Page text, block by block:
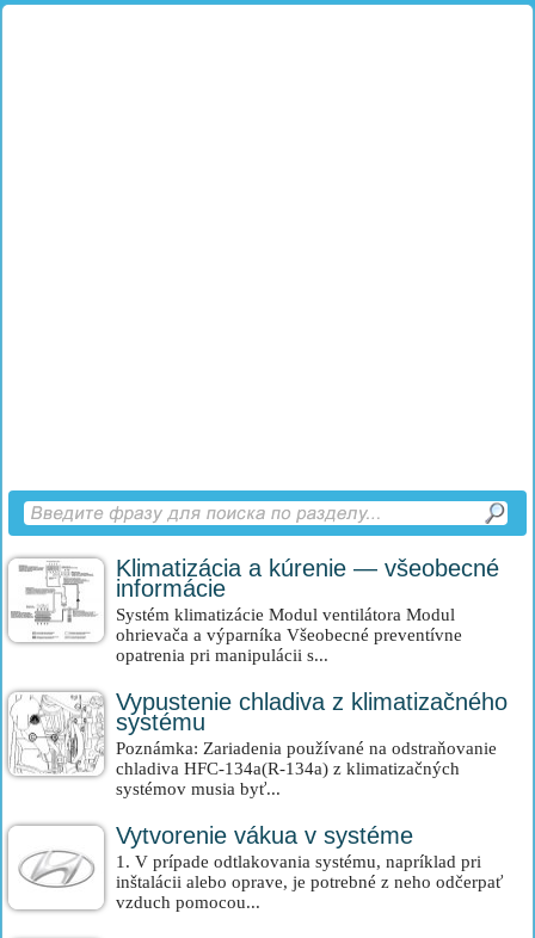
Klimatizácia a kúrenie — všeobecné
informácie
Systém klimatizácie Modul ventilátora Modul
ohrievača a výparníka Všeobecné preventívne
opatrenia pri manipulácii s...
Vypustenie chladiva z klimatizačného
systému
Poznámka: Zariadenia používané na odstraňovanie
chladiva HFC-134a(R-134a) z klimatizačných
systémov musia byť...
Vytvorenie vákua v systéme
1. V prípade odtlakovania systému, napríklad pri
inštalácii alebo oprave, je potrebné z neho odčerpať
vzduch pomocou...